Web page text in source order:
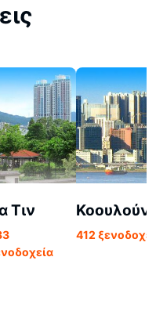
Τιν Κοουλούν
412